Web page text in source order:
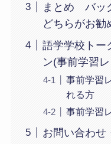
まとめ バッ
どちらがお勧
語学学校トー
ン(事前学習
事前学習
れる方
事前学習
お問い合わせ